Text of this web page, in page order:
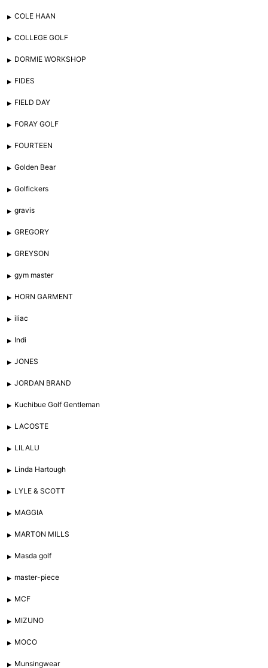
COLE HAAN
COLLEGE GOLF
DORMIE WORKSHOP
FIDES
FIELD DAY
FORAY GOLF
FOURTEEN
Golden Bear
Golfickers
gravis
GREGORY
GREYSON
gym master
HORN GARMENT
iliac
Indi
JONES
JORDAN BRAND
Kuchibue Golf Gentleman
LACOSTE
LILALU
Linda Hartough
LYLE & SCOTT
MAGGIA
MARTON MILLS
Masda golf
master-piece
MCF
MIZUNO
MOCO
Munsingwear